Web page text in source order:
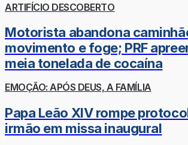
ARTIFÍCIO DESCOBERTO
Motorista abandona
movimento e foge; PRF
meia tonelada de cocaína
EMOÇÃO: APÓS DEUS, A FAMÍLIA
Papa Leão XIV rompe
irmão em missa inaugural